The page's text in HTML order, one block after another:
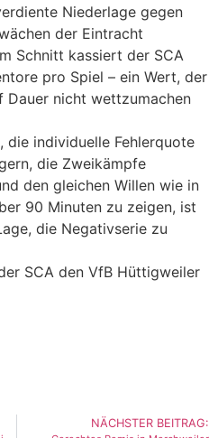
Niederlage gegen
der Eintracht
Schnitt kassiert der SCA
pro Spiel – ein Wert, der
Dauer nicht wettzumachen
die individuelle Fehlerquote
die Zweikämpfe
den gleichen Willen wie in
90 Minuten zu zeigen, ist
die Negativserie zu
SCA den VfB Hüttigweiler
NÄCHSTER BEITRAG: